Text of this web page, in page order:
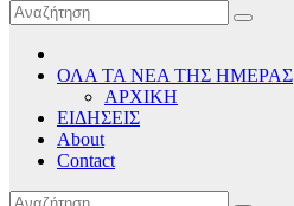
ΟΛΑ ΤΑ ΝΕΑ ΤΗΣ ΗΜΕΡΑΣ
ΑΡΧΙΚΗ
ΕΙΔΗΣΕΙΣ
About
Contact